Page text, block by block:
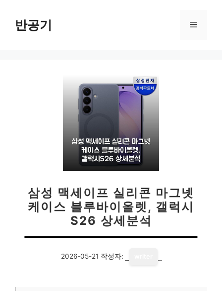
반공기 메
삼성 맥세이프 실리콘 마그넷
케이스 블루바이올렛, 갤럭시
S26 상세분석
2026-05-21 작성자: